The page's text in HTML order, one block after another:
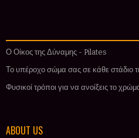
Ο Οίκος της Δύναμης - Pilates
Το υπέροχο σώμα σας σε κάθε στάδιο
Φυσικοί τρόποι για να ανοίξεις το
ABOUT US